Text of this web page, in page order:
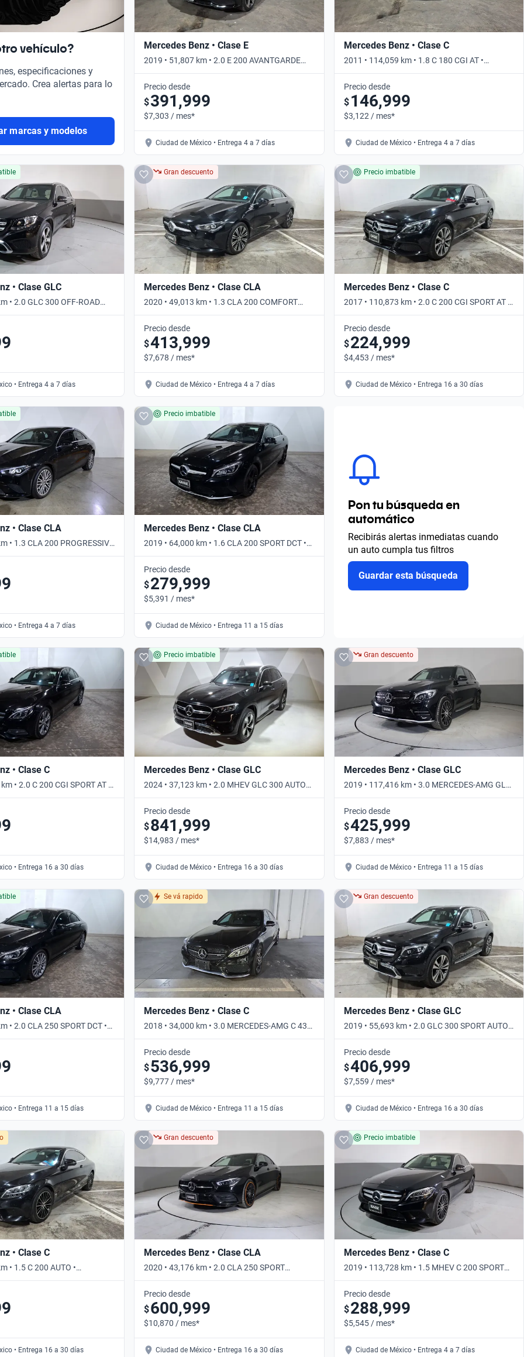
vehículo?
especificaciones y
Crea alertas para lo
marcas y modelos
Mercedes Benz • Clase E
2019 • 51,807 km • 2.0 E 200 AVANTGARDE
AUTO • Automático
Precio desde
$391,999
$7,303 / mes*
Ciudad de México • Entrega 4 a 7 días
Mercedes Benz • Clase C
2011 • 114,059 km • 1.8 C 180 CGI AT •
Automático
Precio desde
$ 146,999
$3,122 / mes*
Ciudad de México • Entrega 4 a 7 días
• Clase GLC
• 2.0 GLC 300 OFF-ROAD
• Entrega 4 a 7 días
Gran descuento
Mercedes Benz • Clase CLA
2020 • 49,013 km • 1.3 CLA 200 COMFORT
DCT • Automático
Precio desde
$413,999
$7,678 / mes*
Ciudad de México • Entrega 4 a 7 días
Precio imbatible
Mercedes Benz • Clase C
2017 • 110,873 km • 2.0 C 200 CGI SPORT AT •
Automático
Precio desde
$224,999
$4,453 / mes*
Ciudad de México • Entrega 16 a 30 días
• Clase CLA
• 1.3 CLA 200 PROGRESSIVE
• Entrega 4 a 7 días
Precio imbatible
Mercedes Benz • Clase CLA
2019 • 64,000 km • 1.6 CLA 200 SPORT DCT •
Automático
Precio desde
$279,999
$5,391 / mes*
Ciudad de México • Entrega 11 a 15 días
Pon tu búsqueda en
automático
Recibirás alertas inmediatas cuando
un auto cumpla tus filtros
Guardar esta búsqueda
• Clase C
• 2.0 C 200 CGI SPORT AT •
• Entrega 16 a 30 días
Precio imbatible
Mercedes Benz • Clase GLC
2024 • 37,123 km • 2.0 MHEV GLC 300 AUTO
4MATIC • Automático
Precio desde
$841,999
$14,983 / mes*
Ciudad de México • Entrega 16 a 30 días
Gran descuento
Mercedes Benz • Clase GLC
2019 • 117,416 km • 3.0 MERCEDES-AMG GLC
43 AUTO 4WD • Automático
Precio desde
$425,999
$7,883 / mes*
Ciudad de México • Entrega 11 a 15 días
• Clase CLA
• 2.0 CLA 250 SPORT DCT •
• Entrega 11 a 15 días
Se vá rapido
Mercedes Benz • Clase C
2018 • 34,000 km • 3.0 MERCEDES-AMG C 43
AUTO 4WD • Automático
Precio desde
$536,999
$9,777 / mes*
Ciudad de México • Entrega 11 a 15 días
Gran descuento
Mercedes Benz • Clase GLC
2019 • 55,693 km • 2.0 GLC 300 SPORT AUTO
4WD • Automático
Precio desde
$406,999
$7,559 / mes*
Ciudad de México • Entrega 16 a 30 días
• Clase C
• 1.5 C 200 AUTO •
• Entrega 16 a 30 días
Gran descuento
Mercedes Benz • Clase CLA
2020 • 43,176 km • 2.0 CLA 250 SPORT
EDITION 1 DCT • Automático
Precio desde
$600,999
$10,870 / mes*
Ciudad de México • Entrega 16 a 30 días
Precio imbatible
Mercedes Benz • Clase C
2019 • 113,728 km • 1.5 MHEV C 200 SPORT
AUTO • Automático
Precio desde
$288,999
$5,545 / mes*
Ciudad de México • Entrega 4 a 7 días